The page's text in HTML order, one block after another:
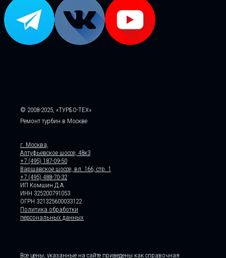
© 2008-2025, «ТУРБО-ТЕХ»
Ремонт турбин в Москве
г. Москва,
Алтуфьевское шоссе, 48к3
+7 (495) 187-09-50
Варшавское шоссе, вл. 166, стр. 1
+7 (495) 488-70-32
ИП Комшин Д.А.
ИНН 325200791053
ОГРН 321325600033122
Политика обработки
персональных данных
Все цены, указанные на сайте приведены как справочная